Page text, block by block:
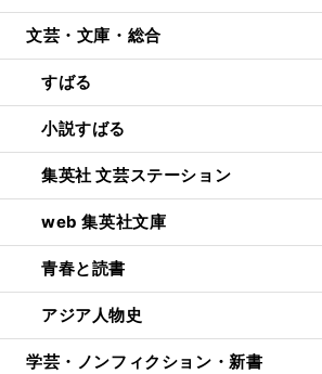
文芸・文庫・総合
すばる
小説すばる
集英社 文芸ステーション
web 集英社文庫
青春と読書
アジア人物史
学芸・ノンフィクション・新書